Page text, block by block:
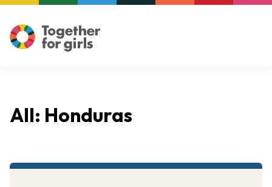
All: Honduras